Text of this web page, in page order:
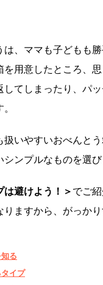
は、ママも子どもも
を用意したところ、
してしまったり、パ
扱いやすいおべんと
ンプルなものを選び
は避けよう！＞ でご
ますから、がっか
る
イプ